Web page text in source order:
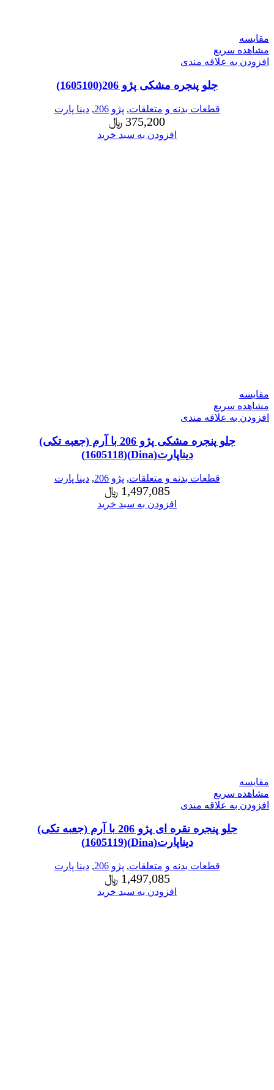
مقایسه
مشاهده سریع
افزودن به علاقه مندی
جلو پنجره مشکی پژو 206(1605100)
قطعات بدنه و متعلقات, پژو 206 ,دینا پارت
375,200 ﷼
افزودن به سبد خرید
مقایسه
مشاهده سریع
افزودن به علاقه مندی
جلو پنجره مشکی پژو 206 با آرم (جعبه تکی)
دیناپارت(Dina)(1605118)
قطعات بدنه و متعلقات, پژو 206 ,دینا پارت
1,497,085 ﷼
افزودن به سبد خرید
مقایسه
مشاهده سریع
افزودن به علاقه مندی
جلو پنجره نقره ای پژو 206 با آرم (جعبه تکی)
دیناپارت(Dina)(1605119)
قطعات بدنه و متعلقات, پژو 206 ,دینا پارت
1,497,085 ﷼
افزودن به سبد خرید